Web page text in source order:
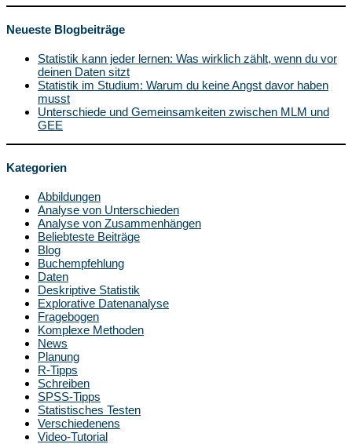
Neueste Blogbeiträge
Statistik kann jeder lernen: Was wirklich zählt, wenn du vor
deinen Daten sitzt
Statistik im Studium: Warum du keine Angst davor haben
musst
Unterschiede und Gemeinsamkeiten zwischen MLM und
GEE
Kategorien
Abbildungen
Analyse von Unterschieden
Analyse von Zusammenhängen
Beliebteste Beiträge
Blog
Buchempfehlung
Daten
Deskriptive Statistik
Explorative Datenanalyse
Fragebogen
Komplexe Methoden
News
Planung
R-Tipps
Schreiben
SPSS-Tipps
Statistisches Testen
Verschiedenens
Video-Tutorial